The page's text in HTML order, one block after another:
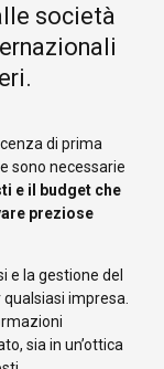
società
di prima
sono necessarie
e il budget che
preziose
e la gestione del
impresa.
sia in un’ottica